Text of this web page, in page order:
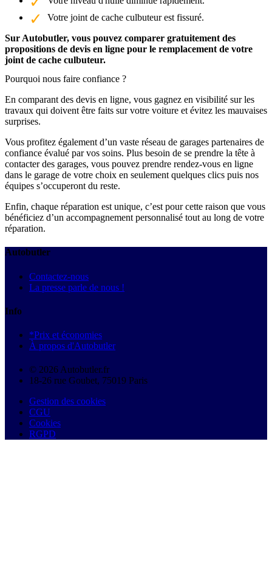
Votre joint de cache culbuteur est fissuré.
Sur Autobutler, vous pouvez comparer gratuitement des
propositions de devis en ligne pour le remplacement de votre
joint de cache culbuteur.
Pourquoi nous faire confiance ?
En comparant des devis en ligne, vous gagnez en visibilité sur les
travaux qui doivent être faits sur votre voiture et évitez les mauvaises
surprises.
Vous profitez également d’un vaste réseau de garages partenaires de
confiance évalué par vos soins. Plus besoin de se prendre la tête à
contacter des garages, vous pouvez prendre rendez-vous en ligne
dans le garage de votre choix en seulement quelques clics puis nos
équipes s’occuperont du reste.
Enfin, chaque réparation est unique, c’est pour cette raison que vous
bénéficiez d’un accompagnement personnalisé tout au long de votre
réparation.
Autobutler
Contactez-nous
La presse parle de nous !
Info
*Prix et économies
À propos d'Autobutler
© 2026 Autobutler.fr
18-26 rue Goubet, 75019 Paris
Gestion des cookies
CGU
Cookies
RGPD